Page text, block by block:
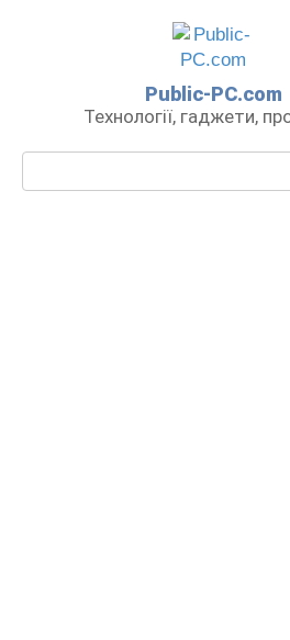
Public-PC.com
Технології, гаджети,